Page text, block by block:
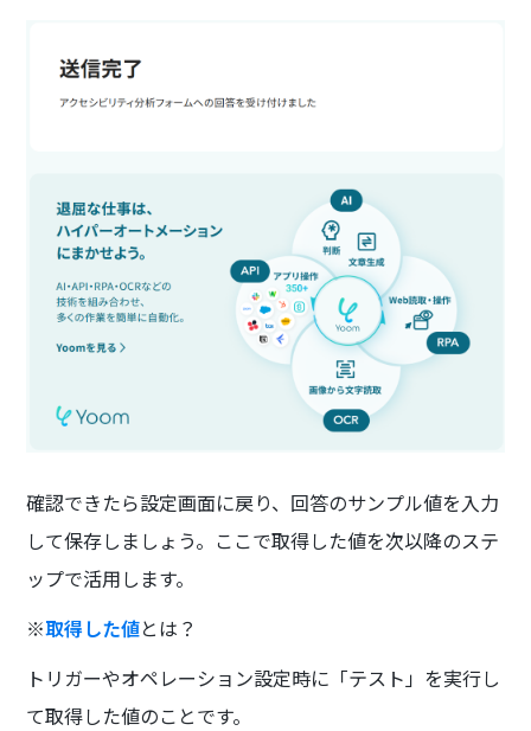
確認できたら設定画面に戻り、回答のサンプル値を入力
して保存しましょう。ここで取得した値を次以降のステ
ップで活用します。
※取得した値とは？
トリガーやオペレーション設定時に「テスト」を実行し
て取得した値のことです。